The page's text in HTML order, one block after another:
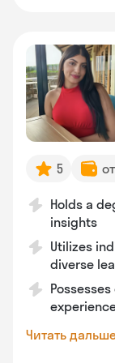
5
Holds a
insights
Utilizes
diverse
Читать